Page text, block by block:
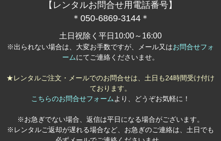
【レンタルお問合せ用電話番号】
＊050-6869-3144＊
土日祝除く平日10:00～16:00
※出られない場合は、大変お手数ですが、メール又はお問合せフォ
ームにてご連絡くださいませ。
★レンタルご注文・メールでのお問合せは、土日も24時間受け付け
ております。
こちらのお問合せフォームより、どうぞお気軽に！
※お急ぎでない場合、返信は平日になる場合がございます。
※レンタルご返却が遅れる場合など、お急ぎのご連絡は、土日でも